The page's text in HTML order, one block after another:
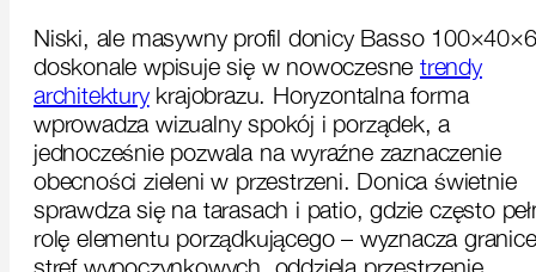
Niski, ale masywny profil donicy Basso
doskonale wpisuje się w nowoczesne trendy
architekturykrajobrazu. Horyzontalna forma
wprowadza wizualny spokój i porządek, a
jednocześnie pozwala na wyraźne zaznaczenie
obecności zieleni w przestrzeni. Donica świetnie
sprawdza się na tarasach i patio, gdzie często
rolę elementu porządkującego – wyznacza granice
stref wypoczynkowych, oddziela przestrzenie